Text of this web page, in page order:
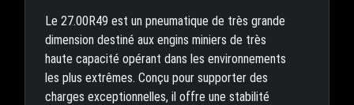
Le 27.00R49 est un pneumatique de très grande
dimension destiné aux engins miniers de très
haute capacité opérant dans les environnements
les plus extrêmes. Conçu pour supporter des
charges exceptionnelles, il offre une stabilité